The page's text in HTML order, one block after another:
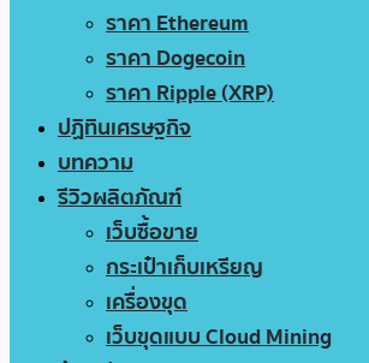
ราคา Ethereum
ราคา Dogecoin
ราคา Ripple (XRP)
ปฏิทินเศรษฐกิจ
บทความ
รีวิวผลิตภัณฑ์
เว็บซื้อขาย
กระเป๋าเก็บเหรียญ
เครื่องขุด
เว็บขุดแบบ Cloud Mining